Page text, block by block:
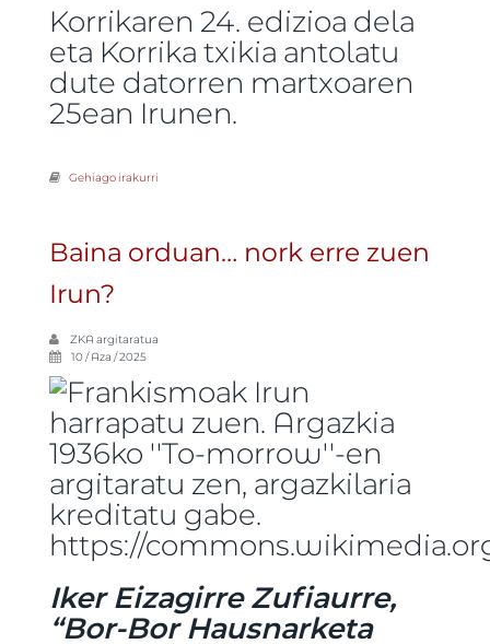
Korrikaren 24. edizioa dela
eta Korrika txikia antolatu
dute datorren martxoaren
25ean Irunen.
Gehiago irakurri
Baina orduan… nork erre zuen
Irun?
ZKA argitaratua
10 / Aza / 2025
Iker Eizagirre Zufiaurre,
“Bor-Bor Hausnarketa